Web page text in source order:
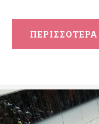
ΠΕΡΙΣΣΟΤΕΡΑ